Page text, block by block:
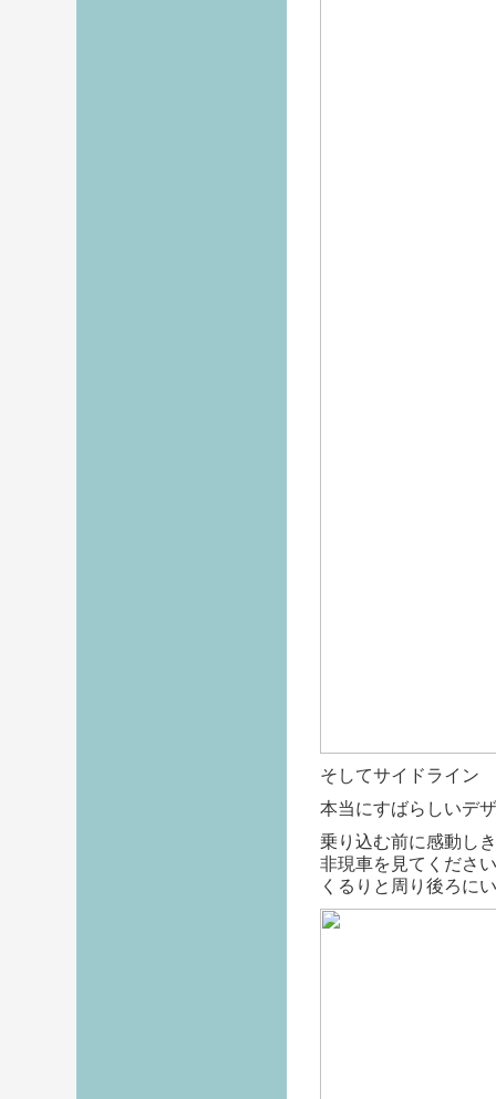
そしてサイドライン
本当にすばらしいデ
乗り込む前に感動し
非現車を見てくださ
くるりと周り後ろに